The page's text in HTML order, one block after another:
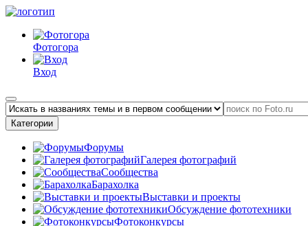
Фотогора
Вход
Категории
Форумы
Галерея фотографий
Сообщества
Барахолка
Выставки и проекты
Обсуждение фототехники
Фотоконкурсы